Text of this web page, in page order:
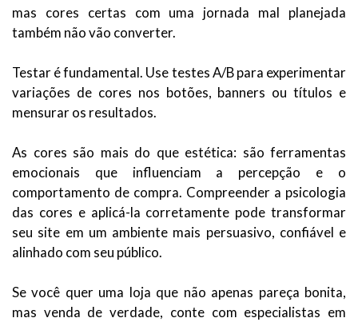
mas cores certas com uma jornada mal planejada
também não vão converter.
Testar é fundamental. Use testes A/B para experimentar
variações de cores nos botões, banners ou títulos e
mensurar os resultados.
As cores são mais do que estética: são ferramentas
emocionais que influenciam a percepção e o
comportamento de compra. Compreender a psicologia
das cores e aplicá-la corretamente pode transformar
seu site em um ambiente mais persuasivo, confiável e
alinhado com seu público.
Se você quer uma loja que não apenas pareça bonita,
mas venda de verdade, conte com especialistas em